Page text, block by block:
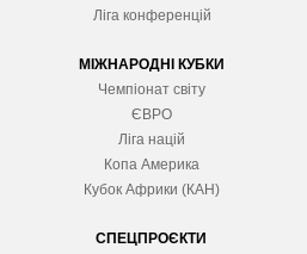
Ліга конференцій
МІЖНАРОДНІ КУБКИ
Чемпіонат світу
ЄВРО
Ліга націй
Копа Америка
Кубок Африки (КАН)
СПЕЦПРОЄКТИ